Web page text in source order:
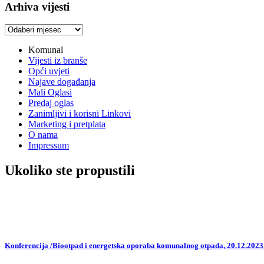
Arhiva vijesti
Arhiva
Komunal
Vijesti iz branše
Opći uvjeti
Najave događanja
Mali Oglasi
Predaj oglas
Zanimljivi i korisni Linkovi
Marketing i pretplata
O nama
Impressum
Ukoliko ste propustili
Konferencija /Biootpad i energetska oporaba komunalnog otpada,